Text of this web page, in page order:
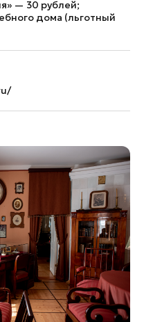
— 30 рублей;
дома (льготный